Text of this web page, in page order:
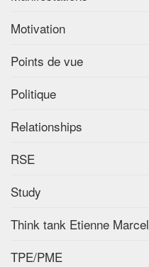
Motivation
Points de vue
Politique
Relationships
RSE
Study
Think tank Etienne Marcel
TPE/PME